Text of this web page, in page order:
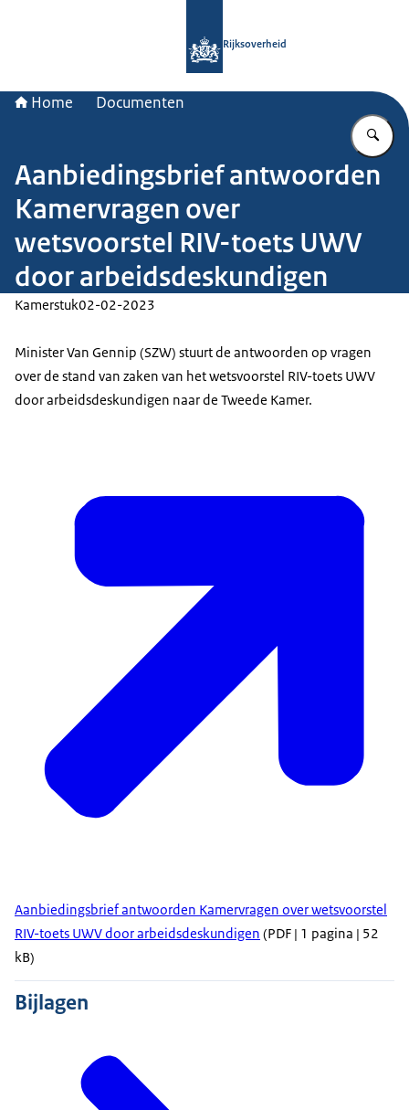
Rijksoverheid
Home Documenten
Aanbiedingsbrief antwoorden
Kamervragen over
wetsvoorstel RIV-toets UWV
door arbeidsdeskundigen
Kamerstuk02-02-2023
Minister Van Gennip (SZW) stuurt de antwoorden op vragen
over de stand van zaken van het wetsvoorstel RIV-toets UWV
door arbeidsdeskundigen naar de Tweede Kamer.
Aanbiedingsbrief antwoorden Kamervragen over wetsvoorstel
RIV-toets UWV door arbeidsdeskundigen (PDF | 1 pagina | 52
kB)
Bijlagen